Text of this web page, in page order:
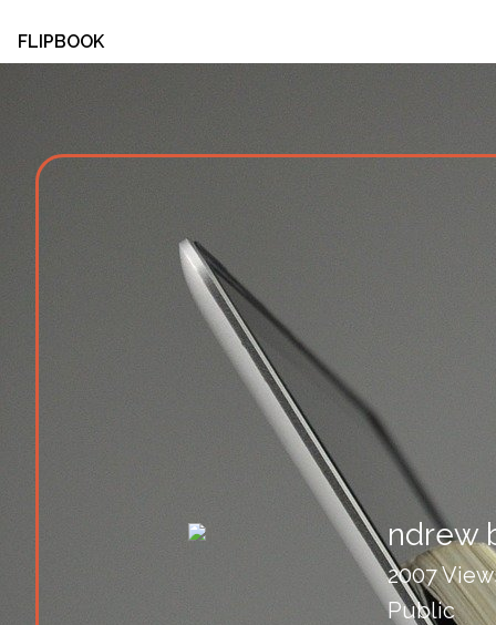
FLIPBOOK
ndrew
2007
Public